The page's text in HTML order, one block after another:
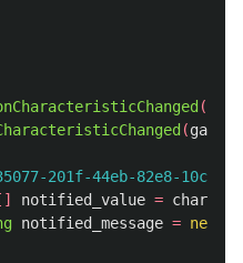
(
(gatt
201f-44eb-82e8-
[] notified_value =
notified_message = new